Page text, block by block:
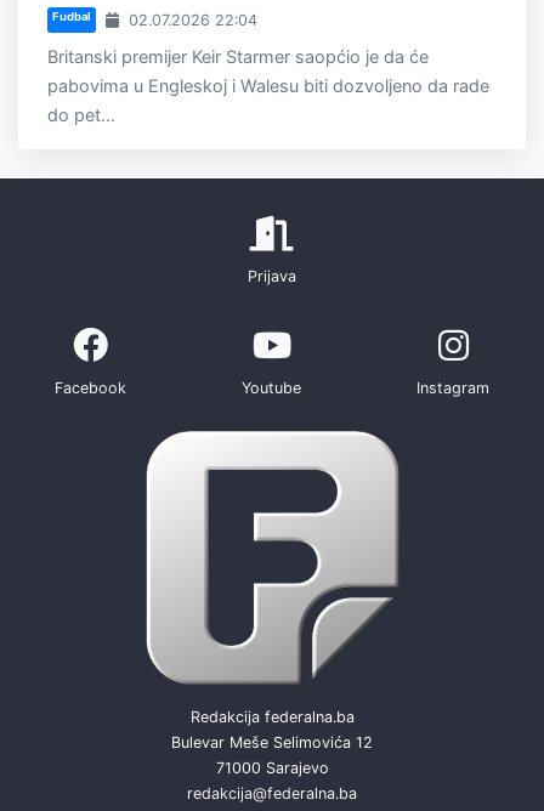
Fudbal 02.07.2026 22:04
Britanski premijer Keir Starmer saopćio je da će
pabovima u Engleskoj i Walesu biti dozvoljeno da rade
do pet...
Prijava
Facebook Youtube Instagram
Redakcija federalna.ba
Bulevar Meše Selimovića 12
71000 Sarajevo
redakcija@federalna.ba